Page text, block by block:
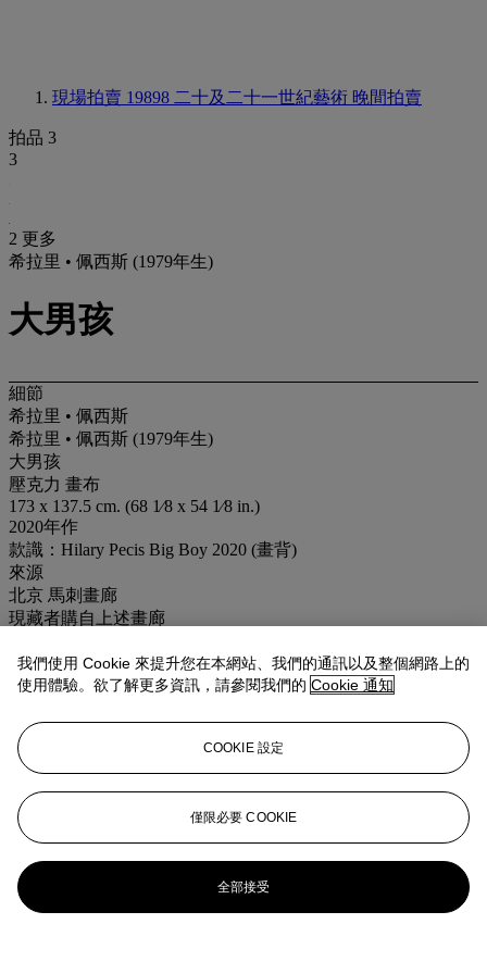
現場拍賣 19898 二十及二十一世紀藝術 晚間拍賣
拍品 3
3
2 更多
希拉里 • 佩西斯 (1979年生)
大男孩
細節
希拉里 • 佩西斯
希拉里 • 佩西斯 (1979年生)
大男孩
壓克力 畫布
173 x 137.5 cm. (68 1⁄8 x 54 1⁄8 in.)
2020年作
款識：Hilary Pecis Big Boy 2020 (畫背)
來源
北京 馬刺畫廊
現藏者購自上述畫廊
2020年11月-12月「 希拉里 • 佩西斯 山谷背風處」北京 馬刺畫
廊
業務規定
更多來自二十及二十一世紀藝術 晚間拍
賣
查看全部
查看全部
我們使用 Cookie 來提升您在本網站、我們的通訊以及整個網路上的
使用體驗。欲了解更多資訊，請參閱我們的 Cookie 通知
COOKIE 設定
僅限必要 COOKIE
全部接受